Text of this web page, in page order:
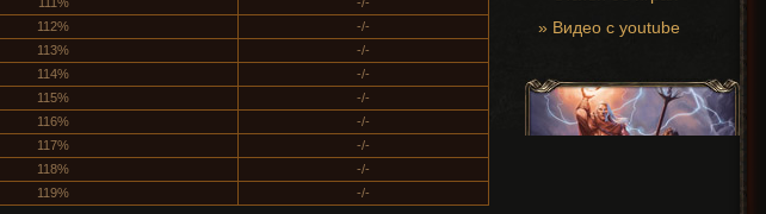
» Видео с youtube
112%
-/-
113%
-/-
114%
-/-
115%
-/-
116%
-/-
117%
-/-
118%
-/-
119% -/-